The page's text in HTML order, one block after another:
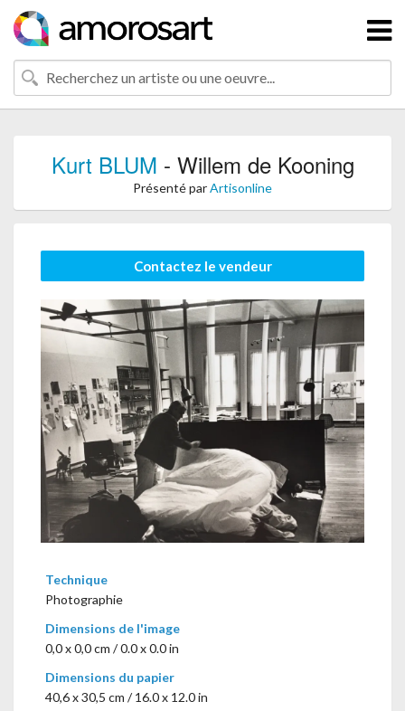
Kurt BLUM - Willem de Kooning
Présenté parArtisonline
Contactez le vendeur
Technique
Photographie
Dimensions de l'image
0,0 x 0,0 cm / 0.0 x 0.0 in
Dimensions du papier
40,6 x 30,5 cm / 16.0 x 12.0 in